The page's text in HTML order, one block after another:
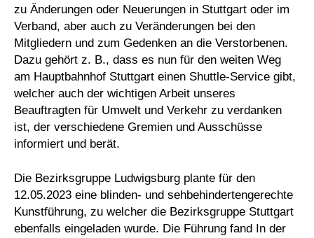
zu Änderungen oder Neuerungen in Stuttgart oder im
Verband, aber auch zu Veränderungen bei den
Mitgliedern und zum Gedenken an die Verstorbenen.
Dazu gehört z. B., dass es nun für den weiten Weg
am Hauptbahnhof Stuttgart einen Shuttle-Service gibt,
welcher auch der wichtigen Arbeit unseres
Beauftragten für Umwelt und Verkehr zu verdanken
ist, der verschiedene Gremien und Ausschüsse
informiert und berät.
Die Bezirksgruppe Ludwigsburg plante für den
12.05.2023 eine blinden- und sehbehindertengerechte
Kunstführung, zu welcher die Bezirksgruppe Stuttgart
ebenfalls eingeladen wurde. Die Führung fand In der